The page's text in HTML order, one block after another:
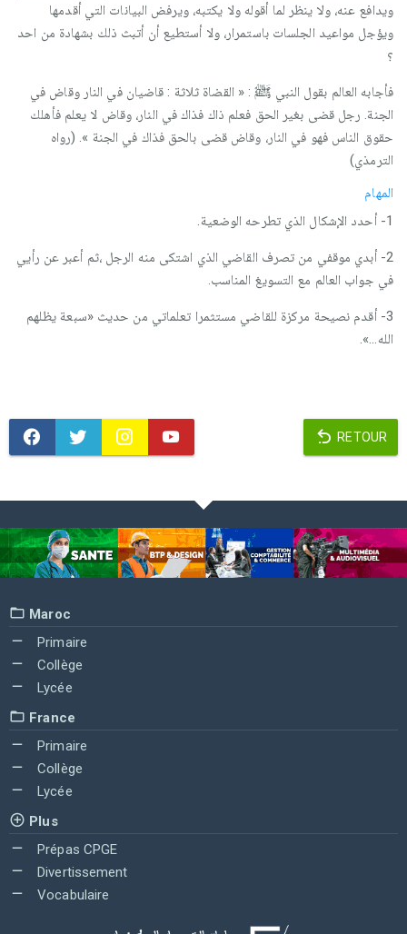
ويدافع عنه، ولا ينظر لما أقوله ولا يكتبه، ويرفض البيانات التي أقدمها
ويؤجل مواعيد الجلسات باستمرار، ولا أستطيع أن أتبث ذلك بشهادة من احد
؟
فأجابه العالم بقول النبي ﷺ : « القضاة ثلاثة : قاضيان في النار وقاض في
الجنة. رجل قضى بغير الحق فعلم ذاك فذاك في النار، وقاض لا يعلم فأهلك
حقوق الناس فهو في النار، وقاض قضى بالحق فذاك في الجنة ». (رواه
الترمذي)
المهام
2- أبدي موقفي من تصرف القاضي الذي اشتكى منه الرجل ،ثم أعبر عن رأيي
في جواب العالم مع التسويغ المناسب.
3- أقدم نصيحة مركزة للقاضي مستثمرا تعلماتي من حديث «سبعة يظلهم
الله...».
RETOUR
Maroc
Primaire
Collège
Lycée
France
Primaire
Collège
Lycée
Plus
Prépas CPGE
Divertissement
Vocabulaire